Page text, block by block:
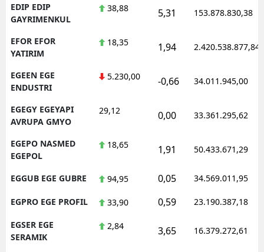
EDIP EDIP
GAYRIMENKUL
38,88 5,31 153.878.830,38
EFOR EFOR
YATIRIM
18,35 1,94 2.420.538.877,84
EGEEN EGE
ENDUSTRI
5.230,00 -0,66 34.011.945,00
EGEGY EGEYAPI
AVRUPA GMYO
29,12 0,00 33.361.295,62
EGEPO NASMED
EGEPOL
18,65 1,91 50.433.671,29
EGGUB EGE GUBRE 94,95 0,05 34.569.011,95
EGPRO EGE PROFIL 33,90 0,59 23.190.387,18
EGSER EGE
SERAMIK
2,84 3,65 16.379.272,61